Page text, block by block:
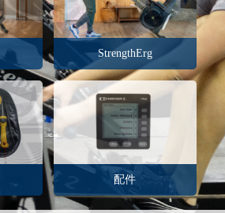
StrengthErg
配件